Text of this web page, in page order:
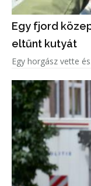
Egy fjord
eltűnt kutyát
Egy horgász vette